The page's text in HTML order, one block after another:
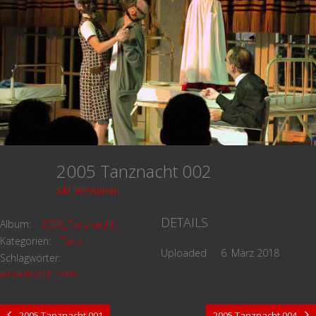
2005 Tanznacht 002
SM-WPAdmin
Album:
2005_Tanznacht
Kategorien:
Tanz
Schlagwörter:
#Tanznacht 2005
DETAILS
Uploaded 6. März 2018